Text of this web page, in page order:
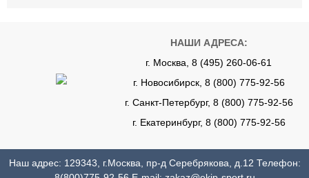
НАШИ АДРЕСА:
г. Москва, 8 (495) 260-06-61
г. Новосибирск, 8 (800) 775-92-56
г. Санкт-Петербург, 8 (800) 775-92-56
г. Екатеринбург, 8 (800) 775-92-56
Наш адрес: 129343, г.Москва, пр-д Серебрякова, д.12 Телефон: